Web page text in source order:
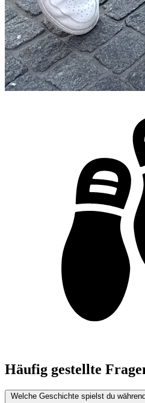
Häufig gestellte
Welche Geschichte spielst du